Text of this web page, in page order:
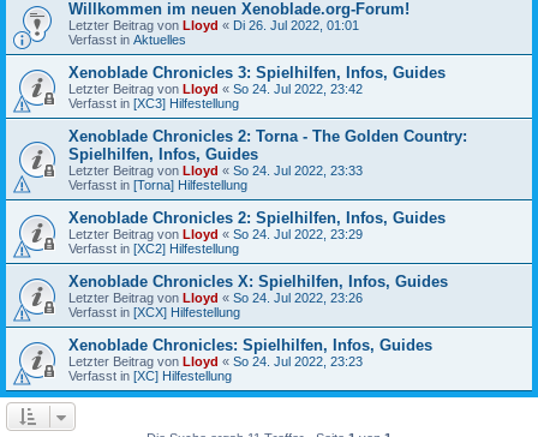
Willkommen im neuen Xenoblade.org-Forum!
Letzter Beitrag von Lloyd « Di 26. Jul 2022, 01:01
Verfasst in Aktuelles
Xenoblade Chronicles 3: Spielhilfen, Infos, Guides
Letzter Beitrag von Lloyd « So 24. Jul 2022, 23:42
Verfasst in [XC3] Hilfestellung
Xenoblade Chronicles 2: Torna - The Golden Country:
Spielhilfen, Infos, Guides
Letzter Beitrag von Lloyd « So 24. Jul 2022, 23:33
Verfasst in [Torna] Hilfestellung
Xenoblade Chronicles 2: Spielhilfen, Infos, Guides
Letzter Beitrag von Lloyd « So 24. Jul 2022, 23:29
Verfasst in [XC2] Hilfestellung
Xenoblade Chronicles X: Spielhilfen, Infos, Guides
Letzter Beitrag von Lloyd « So 24. Jul 2022, 23:26
Verfasst in [XCX] Hilfestellung
Xenoblade Chronicles: Spielhilfen, Infos, Guides
Letzter Beitrag von Lloyd « So 24. Jul 2022, 23:23
Verfasst in [XC] Hilfestellung